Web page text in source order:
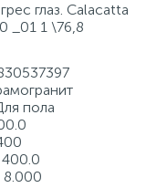
глаз. Calacatta
_01 1 \76,8
пола